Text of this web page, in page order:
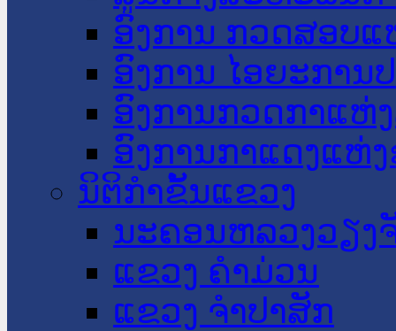
ອົງການ ກວດສອບແ
ອົງການ ໄອຍະການ
ອົງການກວດກາແຫ່
ອົງການກາແດງແຫ່
ນິຕິກໍາຂັ້ນແຂວງ
ນະ​ຄອນ​ຫລວງວຽງ
ແຂວງ ຄໍາມ່ວນ
ແຂວງ ຈໍາປາສັກ